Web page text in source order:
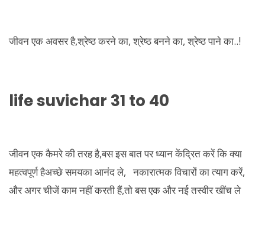
जीवन एक अवसर है,श्रेष्ठ करने का, श्रेष्ठ बनने का, श्रेष्ठ पाने का..!
life suvichar 31 to 40
जीवन एक कैमरे की तरह है,बस इस बात पर ध्यान केंद्रित करें कि क्या
महत्वपूर्ण हैअच्छे समयका आनंद ले, नकारात्मक विचारों का त्याग करें,
और अगर चीजें काम नहीं करती हैं,तो बस एक और नई तस्वीर खींच ले